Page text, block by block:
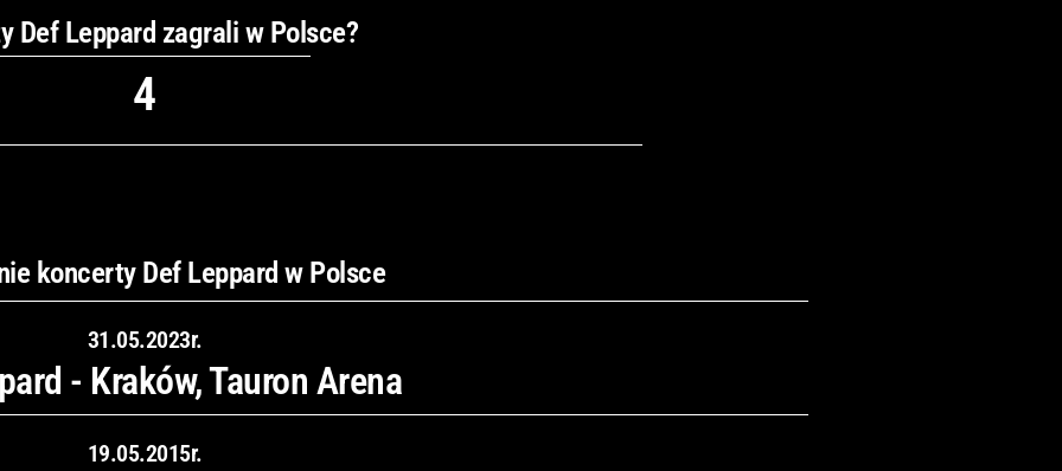
Def Leppard zagrali w Polsce?
4
koncerty Def Leppard w Polsce
31.05.2023r.
- Kraków, Tauron Arena
19.05.2015r.